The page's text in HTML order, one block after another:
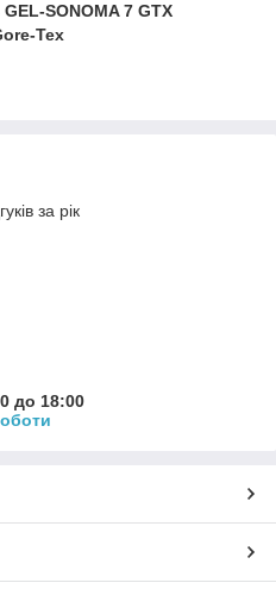
SONOMA 7 GTX
Tex
за рік
до 18:00